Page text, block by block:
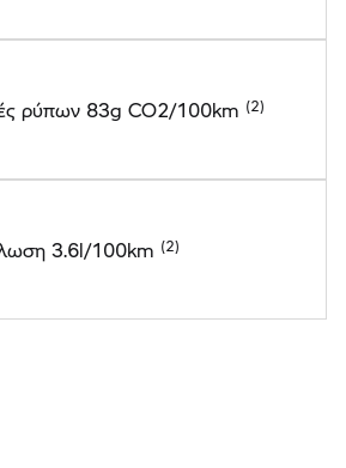
ρύπων 83g CO2/100km
3.6l/100km